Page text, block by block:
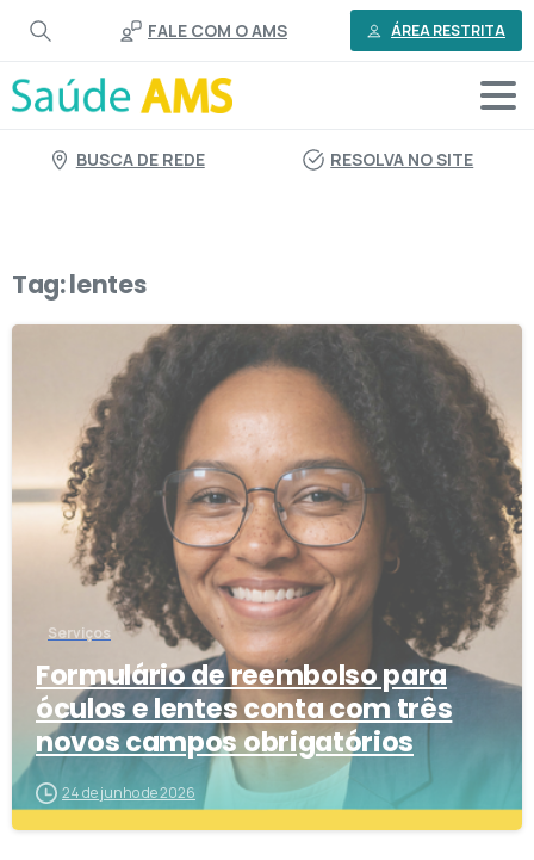
conteúdo
FALE COM O AMS ÁREA RESTRITA
BUSCA DE REDE RESOLVA NO SITE
Tag:lentes
Serviços
Formulário de reembolso para
óculos e lentes conta com três
novos campos obrigatórios
24 de junho de 2026